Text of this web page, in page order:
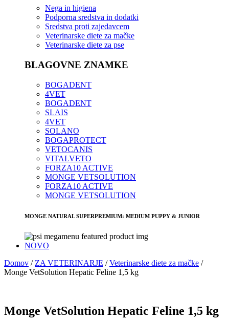
Nega in higiena
Podporna sredstva in dodatki
Sredstva proti zajedavcem
Veterinarske diete za mačke
Veterinarske diete za pse
BLAGOVNE ZNAMKE
BOGADENT
4VET
BOGADENT
SLAIS
4VET
SOLANO
BOGAPROTECT
VETOCANIS
VITALVETO
FORZA10 ACTIVE
MONGE VETSOLUTION
FORZA10 ACTIVE
MONGE VETSOLUTION
MONGE NATURAL SUPERPREMIUM: MEDIUM PUPPY & JUNIOR
NOVO
Domov / ZA VETERINARJE /Veterinarske diete za mačke /
Monge VetSolution Hepatic Feline 1,5 kg
Monge VetSolution Hepatic Feline 1,5 kg